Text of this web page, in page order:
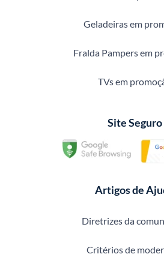
Geladeiras em
Fralda Pampers em
TVs em
Site Seguro
Artigos de
Diretrizes da
Critérios de